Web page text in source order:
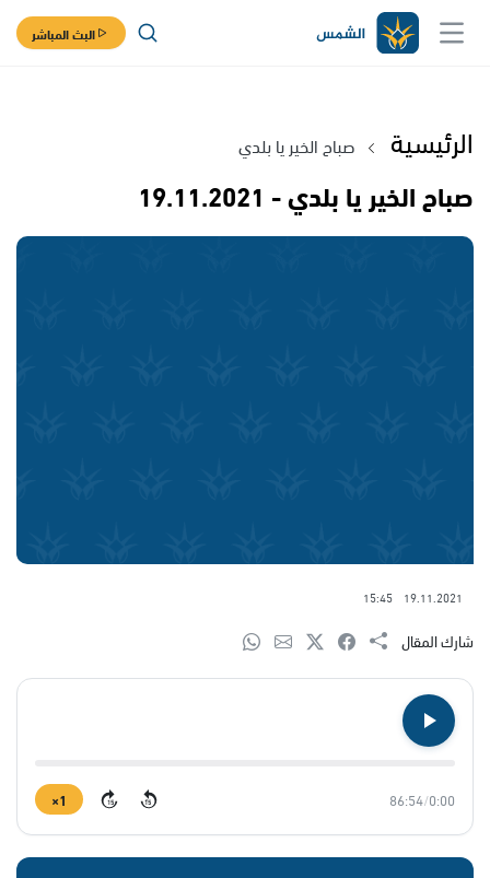
البث المباشر
الرئيسية صباح الخير يا بلدي
صباح الخير يا بلدي - 19.11.2021
19.11.2021
15:45
شارك المقال
0:00
/
86:54
15
15
1×